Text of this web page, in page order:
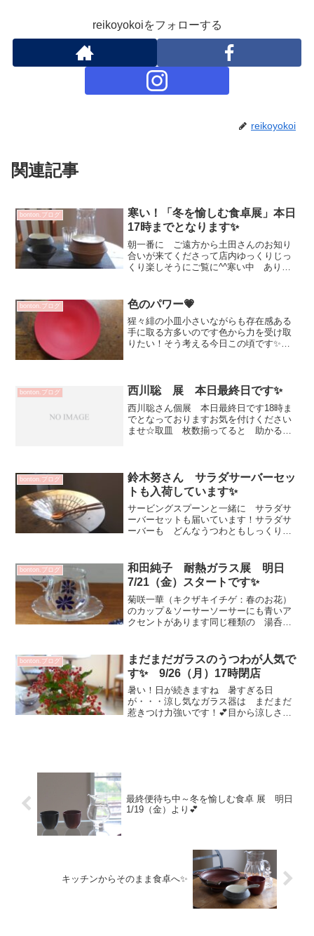
reikoyokoiをフォローする
reikoyokoi
関連記事
bonton.ブログ
寒い！「冬を愉しむ食卓展」本日
17時までとなります✨
朝一番に ご遠方から土田さんのお知り
合いが来てくださって店内ゆっくりじっ
くり楽しそうにご覧に^^寒い中 ありが
沖澤康平 JAG(M)ー③ 6820円沖澤康
平 グラスー⑤...
bonton.ブログ 色のパワー💗
猩々緋の小皿小さいながらも存在感ある
手に取る方多いのです色から力を受け取
りたい！そう考える今日この頃です✨金
いませ💗野田凉美 展20...
bonton.ブログ 西川聡 展 本日最終日です✨
西川聡さん個展 本日最終日です18時ま
でとなっておりますお気を付けください
ませ☆取皿 枚数揃ってると 助かる時
bonton.ブログ
鈴木努さん サラダサーバーセッ
トも入荷しています✨
サービングスプーンと一緒に サラダサ
ーバーセットも届いています！サラダサ
ーバーも どんなうつわともしっくりと
活躍なアイテムです✨左から樹種 胡
桃・桜・胡桃・梨・桜（ガラ...
bonton.ブログ
和田純子 耐熱ガラス展 明日
7/21（金）スタートです✨
菊咲一華（キクザキイチゲ：春のお花）
のカップ＆ソーサーソーサーにも青いア
クセントがあります同じ種類の 湯呑
ポット バルーン 丸いタイプと長いタ
イプ茶こしもついていて 水...
bonton.ブログ
まだまだガラスのうつわが人気で
す✨ 9/26（月）17時閉店
暑い！日が続きますね 暑すぎる日
が・・・涼し気なガラス器は まだまだ
惹きつけ力強いです！💕目から涼しさを
最終便待ち中～冬を愉しむ食卓 展 明日
1/19（金）より💕
キッチンからそのまま食卓へ✨